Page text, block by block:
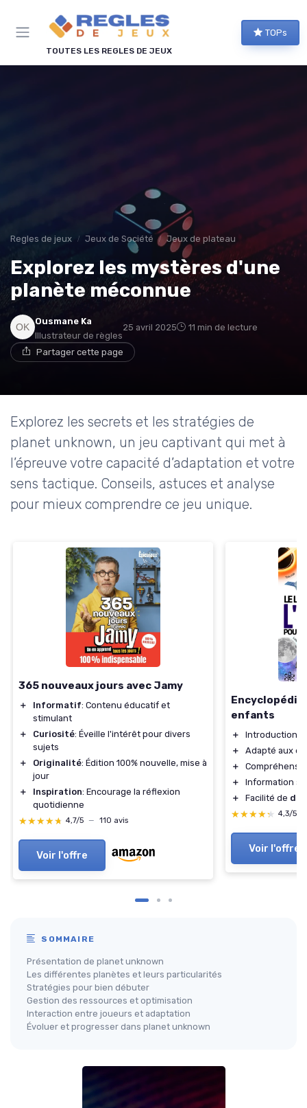
TOUTES LES REGLES DE JEUX
TOPs
Regles de jeux Jeux de Société Jeux de plateau
Explorez les mystères d'une
planète méconnue
Ousmane Ka
Illustrateur de règles
25 avril 2025 11 min de lecture
Partager cette page
Explorez les secrets et les stratégies de
planet unknown, un jeu captivant qui met à
l’épreuve votre capacité d’adaptation et votre
sens tactique. Conseils, astuces et analyse
pour mieux comprendre ce jeu unique.
365 nouveaux jours avec Jamy
＋ Informatif: Contenu éducatif et
stimulant
＋
Curiosité: Éveille l'intérêt pour divers
sujets
＋
Originalité: Édition 100% nouvelle, mise à
jour
＋
Inspiration: Encourage la réflexion
quotidienne
★★★★★
★★★★★ 4,7/5 — 110 avis
Voir l'offre
Encyclopédie
enfants
＋
Introduction à
＋
Adapté aux
＋
＋
Information
＋
Facilité de
★★★★★
★★★★★ 4,3/5
Voir l'offre
SOMMAIRE
Présentation de planet unknown
Les différentes planètes et leurs particularités
Stratégies pour bien débuter
Gestion des ressources et optimisation
Interaction entre joueurs et adaptation
Évoluer et progresser dans planet unknown